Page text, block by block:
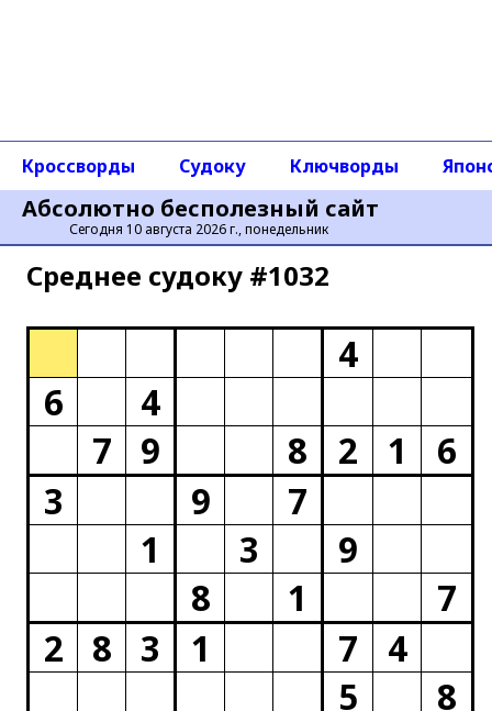
Абсолютно бесполезный сайт
Сегодня 10 августа 2026 г., понедельник
Кроссворды Судоку Ключворды
Среднее cудоку #1032
4
6
4
7
9 8 2 1
6
3
9
7
1
3
9
8
1
7
2
8 3 1 7
4
5
8